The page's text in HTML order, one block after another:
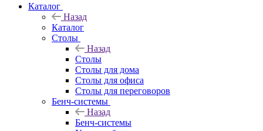
Каталог
Назад
Каталог
Столы
Назад
Столы
Столы для дома
Столы для офиса
Столы для переговоров
Бенч-системы
Назад
Бенч-системы